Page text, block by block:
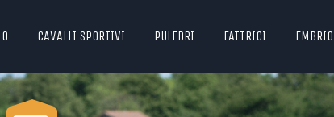
CAVALLI SPORTIVI PULEDRI FATTRICI